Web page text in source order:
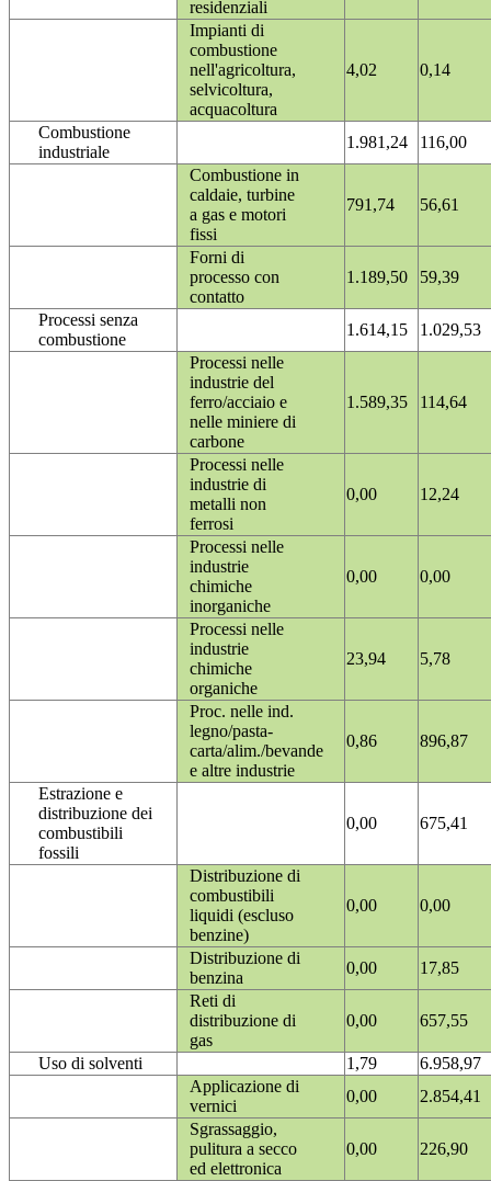
residenziali
Impianti di
combustione
nell'agricoltura,
selvicoltura,
acquacoltura
4,02 0,14
Combustione
industriale
1.981,24
116,00
Combustione in
caldaie, turbine
a gas e motori
fissi
791,74 56,61
Forni di
processo con
contatto
1.189,50 59,39
Processi senza
combustione
1.614,15
1.029,53
Processi nelle
industrie del
ferro/acciaio e
nelle miniere di
carbone
1.589,35 114,64
Processi nelle
industrie di
metalli non
ferrosi
0,00 12,24
Processi nelle
industrie
chimiche
inorganiche
0,00 0,00
Processi nelle
industrie
chimiche
organiche
23,94 5,78
Proc. nelle ind.
legno/pasta-
carta/alim./bevande
e altre industrie
0,86 896,87
Estrazione e
distribuzione dei
combustibili
fossili
0,00 675,41
Distribuzione di
combustibili
liquidi (escluso
benzine)
0,00 0,00
Distribuzione di
benzina
0,00
17,85
Reti di
distribuzione di
gas
0,00 657,55
Uso di solventi 1,79
6.958,97
Applicazione di
vernici
0,00
2.854,41
Sgrassaggio,
pulitura a secco
ed elettronica
0,00 226,90